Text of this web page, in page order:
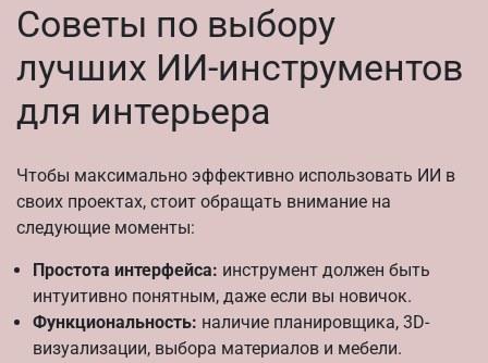
Советы по выбору
лучших ИИ-инструментов
для интерьера
Чтобы максимально эффективно использовать ИИ в
своих проектах, стоит обращать внимание на
следующие моменты:
Простота интерфейса: инструмент должен быть
интуитивно понятным, даже если вы новичок.
Функциональность: наличие планировщика, 3D-
визуализации, выбора материалов и мебели.